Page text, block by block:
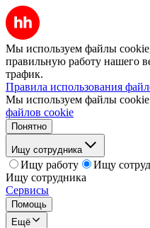
Мы используем файлы
правильную работу нашего
трафик.
Правила использования
Мы используем файлы
файлов cookie
Понятно
Ищу сотрудника
Ищу работу
Ищу
Ищу сотрудника
Сервисы
Помощь
Ещё